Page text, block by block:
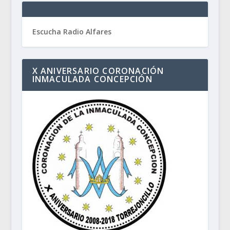
Escucha Radio Alfares
X ANIVERSARIO CORONACIÓN
INMACULADA CONCEPCIÓN